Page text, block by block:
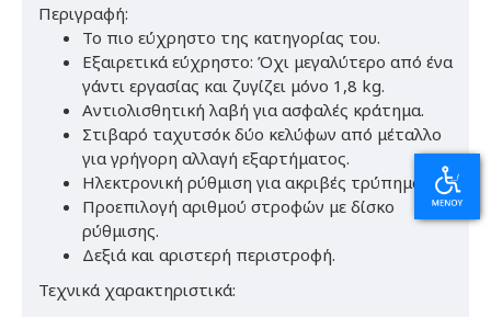
Περιγραφή:
Το πιο εύχρηστο της κατηγορίας του.
Εξαιρετικά εύχρηστο: Όχι μεγαλύτερο από ένα
γάντι εργασίας και ζυγίζει μόνο 1,8 kg.
Αντιολισθητική λαβή για ασφαλές κράτημα.
Στιβαρό ταχυτσόκ δύο κελύφων από μέταλλο
για γρήγορη αλλαγή εξαρτήματος.
Ηλεκτρονική ρύθμιση για ακριβές τρύπημα.
Προεπιλογή αριθμού στροφών με δίσκο
ρύθμισης.
Δεξιά και αριστερή περιστροφή.
Τεχνικά χαρακτηριστικά: